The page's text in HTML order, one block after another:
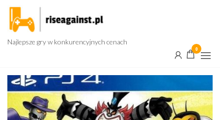
Przejdź
treści
Najlepsze gry w konkurencyjnych cenach
0